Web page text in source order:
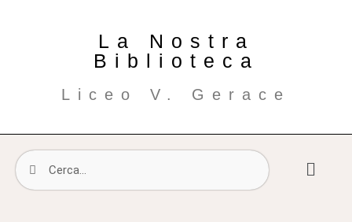
La Nostra
Biblioteca
Liceo V. Gerace